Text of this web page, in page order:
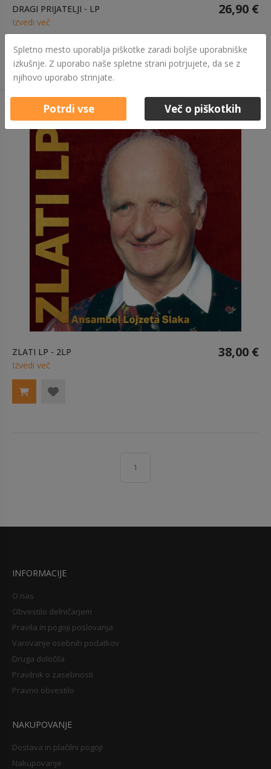
DRAGI PRIJATELJI - LP 26,90 €
Izvedi več
ZLATI LP - 2LP 38,00 €
Izvedi več
1
INFORMACIJE
O nas
Obvestilo delničarjem
Pravila in pogoji poslovanja
Varovanje osebnih podatkov
Druga določila
Pravilnik o zasebnosti
Pravno obvestilo
NAKUPOVANJE
Dostava in plačilni pogoji
Nakupovanje
Spletno mesto uporablja piškotke zaradi boljše uporabniške
izkušnje. Z uporabo naše spletne strani potrjujete, da se z
njihovo uporabo strinjate.
Potrdi vse Več o piškotkih